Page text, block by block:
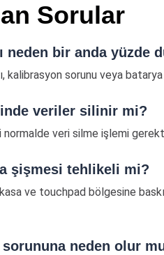
Sorular
neden bir anda yüzde
kalibrasyon sorunu veya
veriler silinir mi?
normalde veri silme işlemi
şişmesi tehlikeli mi?
ve touchpad bölgesine
neden olur